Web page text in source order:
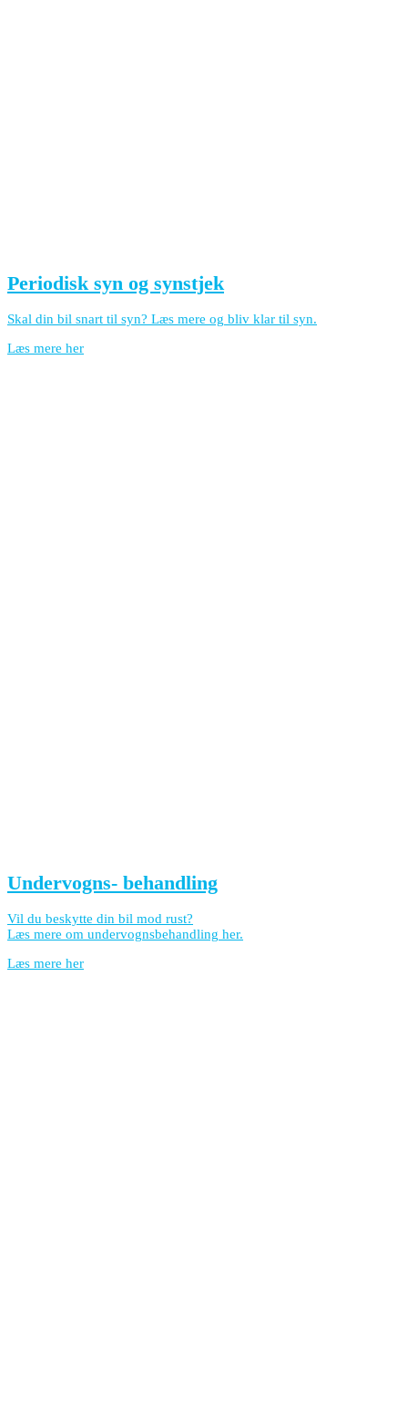
Periodisk syn og synstjek
Skal din bil snart til syn? Læs mere og bliv klar til syn.
Læs mere her
Undervogns- behandling
Vil du beskytte din bil mod rust?
Læs mere om undervognsbehandling her.
Læs mere her